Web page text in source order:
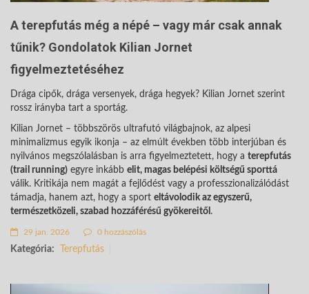
A terepfutás még a népé – vagy már csak annak
tűnik? Gondolatok Kilian Jornet
figyelmeztetéséhez
Drága cipők, drága versenyek, drága hegyek? Kilian Jornet szerint
rossz irányba tart a sportág.
Kilian Jornet – többszörös ultrafutó világbajnok, az alpesi
minimalizmus egyik ikonja – az elmúlt években több interjúban és
nyilvános megszólalásban is arra figyelmeztetett, hogy a terepfutás
(trail running) egyre inkább elit, magas belépési költségű sporttá
válik. Kritikája nem magát a fejlődést vagy a professzionalizálódást
támadja, hanem azt, hogy a sport eltávolodik az egyszerű,
természetközeli, szabad hozzáférésű gyökereitől .
29 jan. 2026 0 hozzászólás
Kategória: Terepfutás